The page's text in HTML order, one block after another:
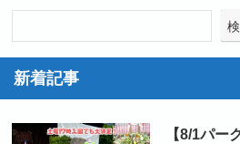
新着記事
【8/1パー